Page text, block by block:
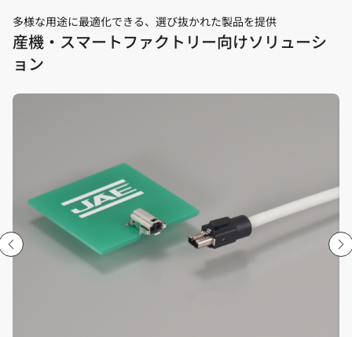
多様な用途に最適化できる、選び抜かれた製品を提供
産機・スマートファクトリー向けソリューシ
ョン